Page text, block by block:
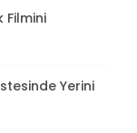
Filmini
Yerini